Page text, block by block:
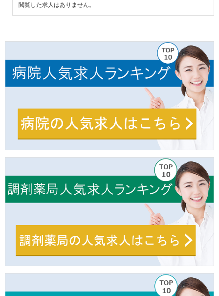
閲覧した求人はありません。